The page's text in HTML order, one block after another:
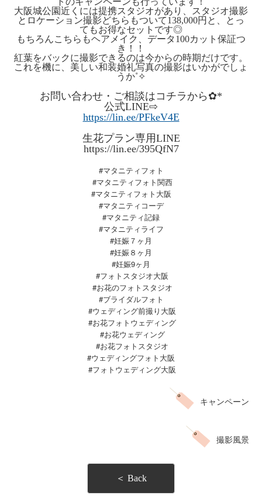
大阪城公園近くには提携スタジオがあり、スタジオ撮影
とロケーション撮影どちらもついて138,000円と、とっ
てもお得なセットです◎
もちろんこちらもヘアメイク、データ100カット保証つ
き！！
紅葉をバックに撮影できるのは今からの時期だけです。
これを機に、美しい和装婚礼写真の撮影はいかがでしょ
うか˚✧
お問い合わせ・ご相談はコチラから✿*
公式LINE⇨
https://lin.ee/PFkeV4E
生花プラン専用LINE
https://lin.ee/395QfN7
#マタニティフォト
#マタニティフォト関西
#マタニティフォト大阪
#マタニティコーデ
#マタニティ記録
#マタニティライフ
#妊娠７ヶ月
#妊娠８ヶ月
#妊娠9ヶ月
#フォトスタジオ大阪
#お花のフォトスタジオ
#ブライダルフォト
#ウェディング前撮り大阪
#お花フォトウェディング
#お花ウェディング
#お花フォトスタジオ
#ウェディングフォト大阪
#フォトウェディング大阪
キャンペーン
撮影風景
＜ Back